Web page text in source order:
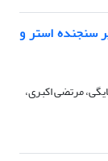
سنجنده استر و
مرتضی اکبری،